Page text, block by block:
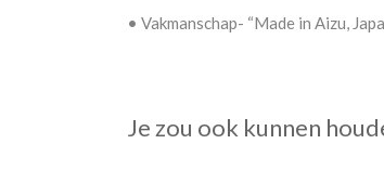
• Vakmanschap- “Made in Aizu,
Je zou ook kunnen